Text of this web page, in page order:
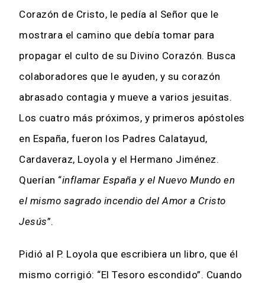
Corazón de Cristo, le pedía al Señor que le
mostrara el camino que debía tomar para
propagar el culto de su Divino Corazón. Busca
colaboradores que le ayuden, y su corazón
abrasado contagia y mueve a varios jesuitas.
Los cuatro más próximos, y primeros apóstoles
en España, fueron los Padres Calatayud,
Cardaveraz, Loyola y el Hermano Jiménez.
Querían “inflamar España y el Nuevo Mundo en
el mismo sagrado incendio del Amor a Cristo
Jesús”.
Pidió al P. Loyola que escribiera un libro, que él
mismo corrigió: “El Tesoro escondido”. Cuando